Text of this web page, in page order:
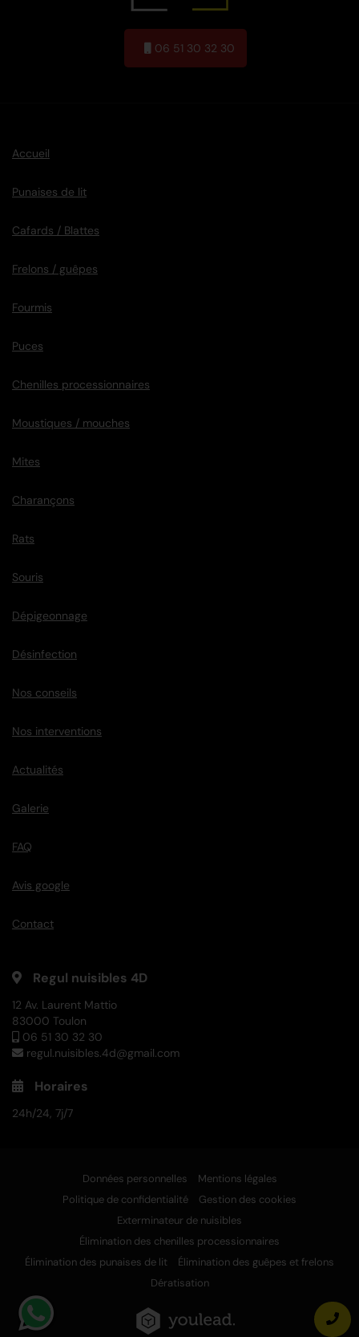
06 51 30 32 30
Accueil
Punaises de lit
Cafards / Blattes
Frelons / guêpes
Fourmis
Puces
Chenilles processionnaires
Moustiques / mouches
Mites
Charançons
Rats
Souris
Dépigeonnage
Désinfection
Nos conseils
Nos interventions
Actualités
Galerie
FAQ
Avis google
Contact
Regul nuisibles 4D
12 Av. Laurent Mattio
83000 Toulon
06 51 30 32 30
regul.nuisibles.4d@gmail.com
Horaires
24h/24, 7j/7
Données personnelles
Mentions légales
Politique de confidentialité
Gestion des cookies
Exterminateur de nuisibles
Élimination des chenilles processionnaires
Élimination des punaises de lit
Élimination des guêpes et frelons
Dératisation